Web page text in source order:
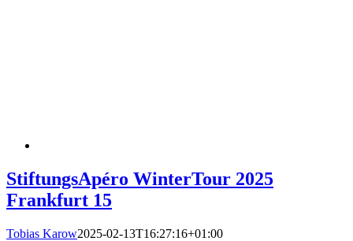
StiftungsApéro WinterTour 2025
Frankfurt 15
Tobias Karow2025-02-13T16:27:16+01:00